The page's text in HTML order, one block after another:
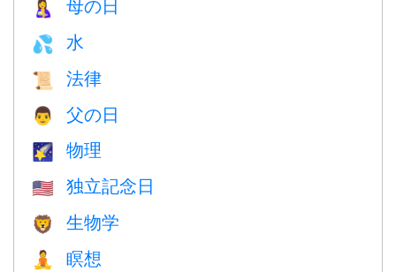
🤱 母の日
💦 水
📜 法律
👨 父の日
🌠 物理
🇺🇸 独立記念日
🦁 生物学
🧘 瞑想